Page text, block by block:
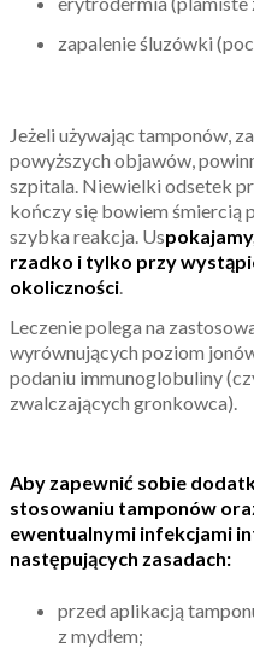
zapalenie śluzówki
Jeżeli używając tamponów,
powyższych objawów,
szpitala. Niewielki odsetek
kończy się bowiem śmiercią
szybka reakcja. Us
rzadko i tylko przy
okoliczności
Leczenie polega na
wyrównujących poziom
podaniu immunoglobuliny
zwalczających gronkowca).
Aby zapewnić sobie
stosowaniu tamponów
ewentualnymi infekcjami
następujących zasadach:
przed aplikacją
z mydłem;